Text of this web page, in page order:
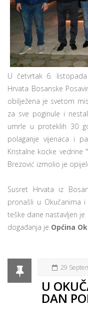
U četvrtak 6.
Hrvata Bosanske
obilježena je svetom
za sve poginule i
umrle u proteklih 30
polaganje vijenaca i
Kristalne kocke vedrine
Brezović izmolio je
Susret Hrvata iz
pronašli u Okučanima
teške dane nastavljen
događanja je Općina
29
U
DAN